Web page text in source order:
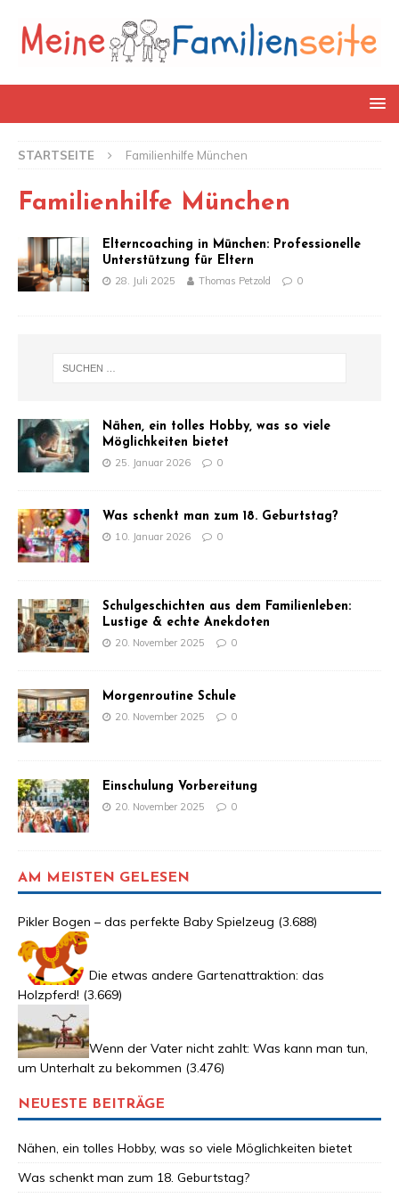
STARTSEITE Familienhilfe München
Familienhilfe München
Elterncoaching in München: Professionelle
Unterstützung für Eltern
28. Juli 2025 Thomas Petzold 0
Nähen, ein tolles Hobby, was so viele
Möglichkeiten bietet
25. Januar 2026 0
Was schenkt man zum 18. Geburtstag?
10. Januar 2026 0
Schulgeschichten aus dem Familienleben:
Lustige & echte Anekdoten
20. November 2025 0
Morgenroutine Schule
20. November 2025 0
Einschulung Vorbereitung
20. November 2025 0
AM MEISTEN GELESEN
Pikler Bogen – das perfekte Baby Spielzeug (3.688)
Die etwas andere Gartenattraktion: das
Holzpferd! (3.669)
Wenn der Vater nicht zahlt: Was kann man tun,
um Unterhalt zu bekommen (3.476)
NEUESTE BEITRÄGE
Nähen, ein tolles Hobby, was so viele Möglichkeiten bietet
Was schenkt man zum 18. Geburtstag?